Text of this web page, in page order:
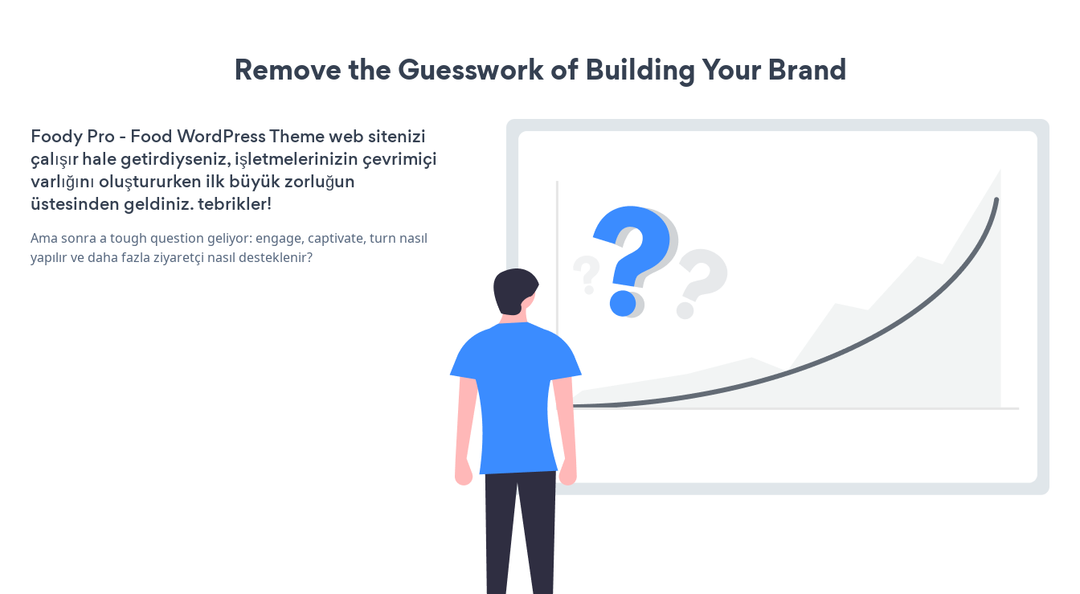
Remove the Guesswork of Building Your Brand
Foody Pro - Food WordPress Theme web sitenizi
çalışır hale getirdiyseniz, işletmelerinizin çevrimiçi
varlığını oluştururken ilk büyük zorluğun
üstesinden geldiniz. tebrikler!
Ama sonra a tough question geliyor: engage, captivate, turn nasıl
yapılır ve daha fazla ziyaretçi nasıl desteklenir?